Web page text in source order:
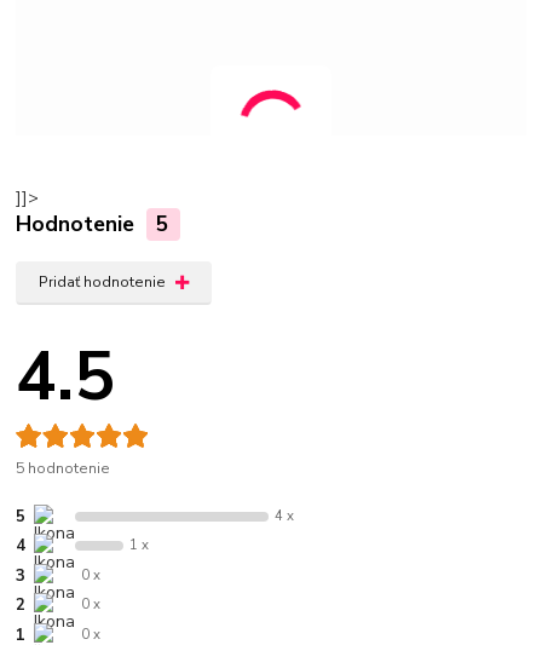
]]>
Hodnotenie 5
Pridať hodnotenie
4.5
5 hodnotenie
5 4 x
4 1 x
3 0 x
2 0 x
1 0 x